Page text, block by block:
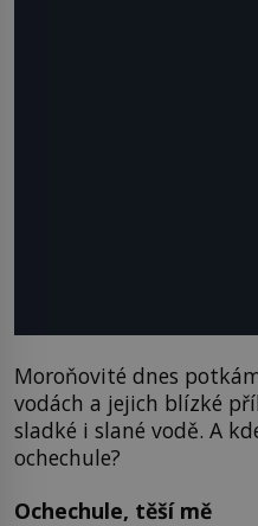
Moroňovité dnes
vodách a jejich blízké
sladké i slané vodě. A
ochechule?
Ochechule, těší mě